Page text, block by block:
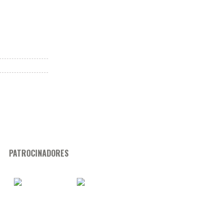
PATROCINADORES